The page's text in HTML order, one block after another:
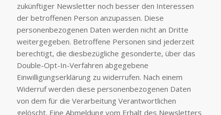
zukünftiger Newsletter noch besser den Interessen
der betroffenen Person anzupassen. Diese
personenbezogenen Daten werden nicht an Dritte
weitergegeben. Betroffene Personen sind jederzeit
berechtigt, die diesbezügliche gesonderte, über das
Double-Opt-In-Verfahren abgegebene
Einwilligungserklärung zu widerrufen. Nach einem
Widerruf werden diese personenbezogenen Daten
von dem für die Verarbeitung Verantwortlichen
gelöscht. Eine Abmeldung vom Erhalt des Newsletters